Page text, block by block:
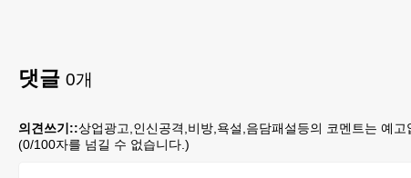
댓글 0개
의견쓰기::상업광고,인신공격,비방,욕설,음담패설등의 코멘트는 예
(0/100자를 넘길 수 없습니다.)